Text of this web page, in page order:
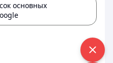
основных